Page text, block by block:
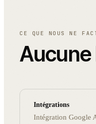
CE QUE NOUS NE
Intégrations
Intégration Google